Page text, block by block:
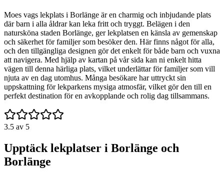
Moes vags lekplats i Borlänge är en charmig och inbjudande plats
där barn i alla åldrar kan leka fritt och tryggt. Belägen i den
natursköna staden Borlänge, ger lekplatsen en känsla av gemenskap
och säkerhet för familjer som besöker den. Här finns något för alla,
och den tillgängliga designen gör det enkelt för både barn och vuxna
att navigera. Med hjälp av kartan på vår sida kan ni enkelt hitta
vägen till denna härliga plats, vilket underlättar för familjer som vill
njuta av en dag utomhus. Många besökare har uttryckt sin
uppskattning för lekparkens mysiga atmosfär, vilket gör den till en
perfekt destination för en avkopplande och rolig dag tillsammans.
3.5 av 5
Upptäck lekplatser i Borlänge och
Borlänge